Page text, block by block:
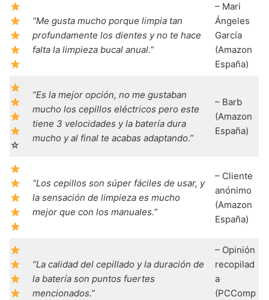
“Me gusta mucho porque limpia tan
profundamente los dientes y no te hace
falta la limpieza bucal anual.”
– Mari
Ángeles
García
(Amazon
España)
☆
“Es la mejor opción, no me gustaban
mucho los cepillos eléctricos pero este
tiene 3 velocidades y la batería dura
mucho y al final te acabas adaptando.”
– Barb
(Amazon
España)
“Los cepillos son súper fáciles de usar, y
la sensación de limpieza es mucho
mejor que con los manuales.”
– Cliente
anónimo
(Amazon
España)
“La calidad del cepillado y la duración de
la batería son puntos fuertes
mencionados.”
– Opinión
recopilad
a
(PCComp